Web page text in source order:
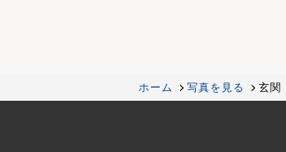
ホーム 写真を見る 玄関